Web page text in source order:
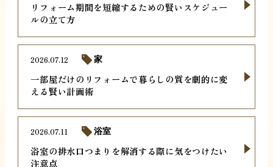
リフォーム期間を短縮するための賢いスケジュー
ルの立て方
一部屋だけのリフォームで暮らしの質を劇的に変
える賢い計画術
2026.07.12 家
浴室の排水口つまりを解消する際に気をつけたい
注意点
2026.07.11 浴室